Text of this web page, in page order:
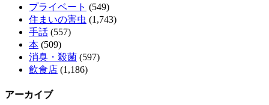
プライベート (549)
住まいの害虫 (1,743)
手話 (557)
本 (509)
消臭・殺菌 (597)
飲食店 (1,186)
アーカイブ